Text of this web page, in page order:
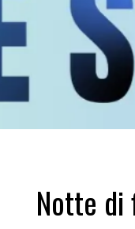
Notte di